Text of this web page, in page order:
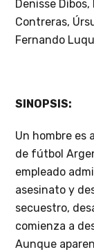
Denisse
Contreras,
Fernando
SINOPSIS:
Un hombre es
de fútbol
empleado
asesinato y
secuestro,
comienza a
Aunque